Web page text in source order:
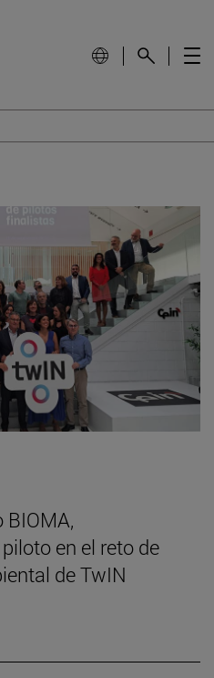
en el reto de
de TwIN